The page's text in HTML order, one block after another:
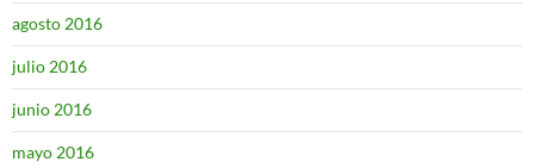
agosto 2016
julio 2016
junio 2016
mayo 2016